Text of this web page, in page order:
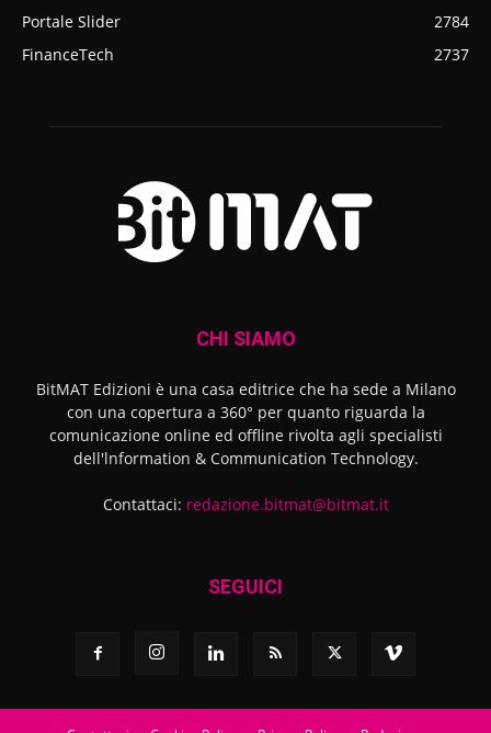
Portale Slider
2784
FinanceTech
2737
CHI SIAMO
BitMAT Edizioni è una casa editrice che ha sede a Milano
con una copertura a 360° per quanto riguarda la
comunicazione online ed offline rivolta agli specialisti
dell'lnformation & Communication Technology.
Contattaci: redazione.bitmat@bitmat.it
SEGUICI